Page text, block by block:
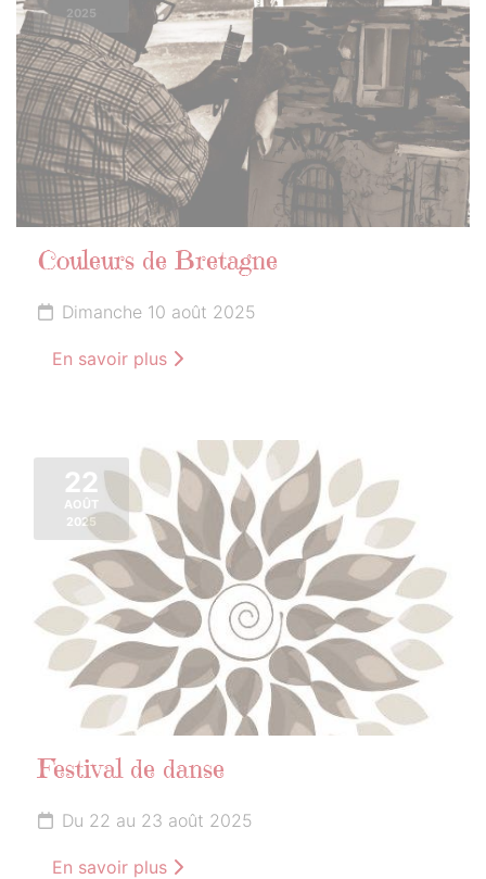
2025
Couleurs de Bretagne
Dimanche 10 août 2025
En savoir plus
22
AOÛT
2025
Festival de danse
Du 22 au 23 août 2025
En savoir plus